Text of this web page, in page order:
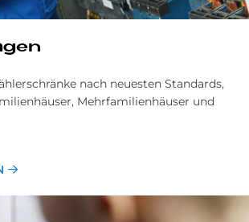
nach neuesten Standards,
Mehrfamilienhäuser und